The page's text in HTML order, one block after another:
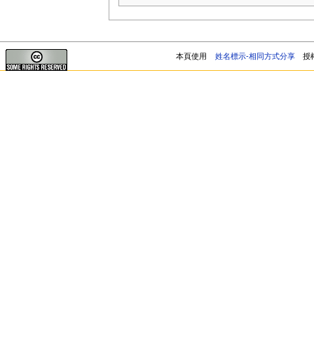
本頁使用 姓名標示-相同方式分享 授